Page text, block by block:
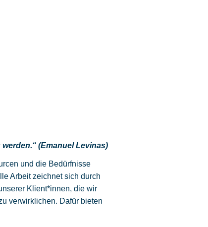
(Emanuel Levinas)
und die Bedürfnisse
Arbeit zeichnet sich durch
Klient*innen, die wir
verwirklichen. Dafür bieten